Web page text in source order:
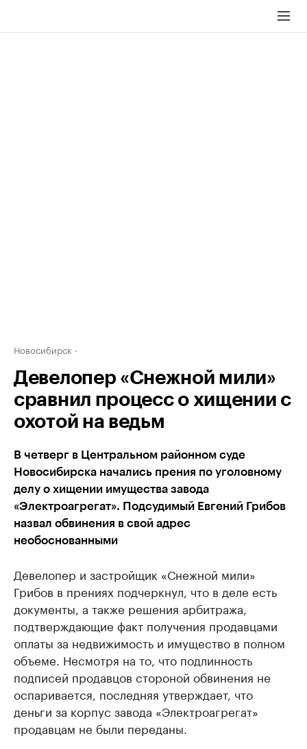
Новосибирск
Девелопер «Снежной мили»
сравнил процесс о хищении с
охотой на ведьм
В четверг в Центральном районном суде
Новосибирска начались прения по уголовному
делу о хищении имущества завода
«Электроагрегат». Подсудимый Евгений Грибов
назвал обвинения в свой адрес
необоснованными
Девелопер и застройщик «Снежной мили»
Грибов в прениях подчеркнул, что в деле есть
документы, а также решения арбитража,
подтверждающие факт получения продавцами
оплаты за недвижимость и имущество в полном
объеме. Несмотря на то, что подлинность
подписей продавцов стороной обвинения не
оспаривается, последняя утверждает, что
деньги за корпус завода «Электроагрегат»
продавцам не были переданы.